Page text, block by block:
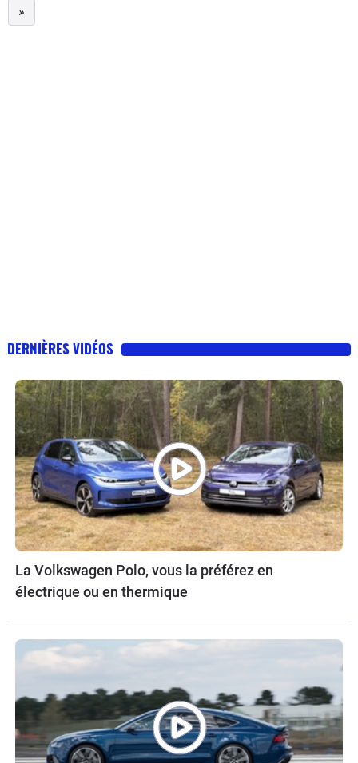
»
DERNIÈRES VIDÉOS
La Volkswagen Polo, vous la préférez en
électrique ou en thermique